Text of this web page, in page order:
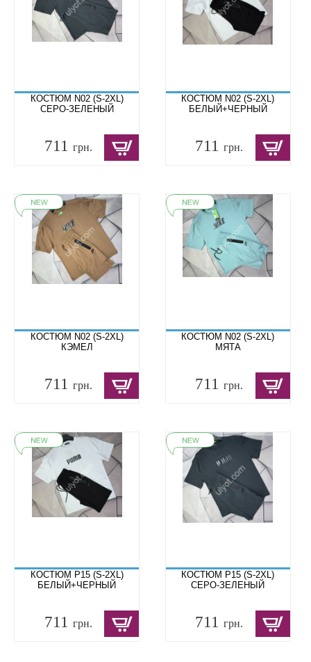
КОСТЮМ N02 (S-2XL)
СЕРО-ЗЕЛЕНЫЙ
711 грн.
КОСТЮМ N02 (S-2XL)
БЕЛЫЙ+ЧЕРНЫЙ
711грн.
КОСТЮМ N02 (S-2XL)
КЭМЕЛ
711 грн.
КОСТЮМ N02 (S-2XL)
МЯТА
711грн.
КОСТЮМ P15 (S-2XL)
БЕЛЫЙ+ЧЕРНЫЙ
711 грн.
КОСТЮМ P15 (S-2XL)
СЕРО-ЗЕЛЕНЫЙ
711грн.